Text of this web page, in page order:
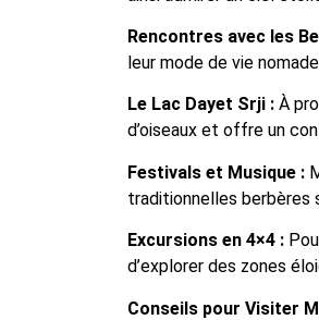
Rencontres avec les
leur mode de vie
Le Lac Dayet Srji : À
d’oiseaux et offre un
Festivals et Musique :
traditionnelles berbères
Excursions en 4×4 :
d’explorer des zones
Conseils pour Visiter